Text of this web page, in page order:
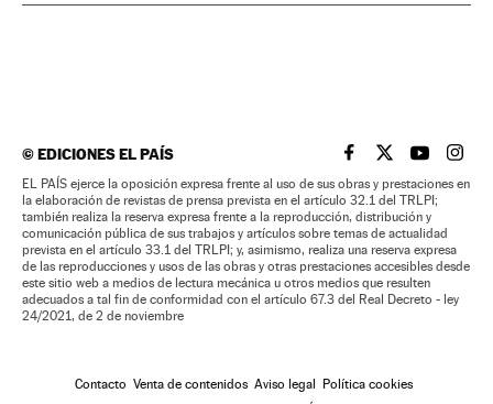
©EDICIONES EL PAÍS EL PAÍS BRASIL EN
EL PAÍSEL PAÍS
EL
EL PAÍS ejerce la oposición expresa frente al uso de sus obras y prestaciones en
la elaboración de revistas de prensa prevista en el artículo 32.1 del TRLPI;
también realiza la reserva expresa frente a la reproducción, distribución y
comunicación pública de sus trabajos y artículos sobre temas de actualidad
prevista en el artículo 33.1 del TRLPI; y, asimismo, realiza una reserva expresa
de las reproducciones y usos de las obras y otras prestaciones accesibles desde
este sitio web a medios de lectura mecánica u otros medios que resulten
adecuados a tal fin de conformidad con el artículo 67.3 del Real Decreto - ley
24/2021, de 2 de noviembre
Contacto Venta de contenidos Aviso legal
Política cookies